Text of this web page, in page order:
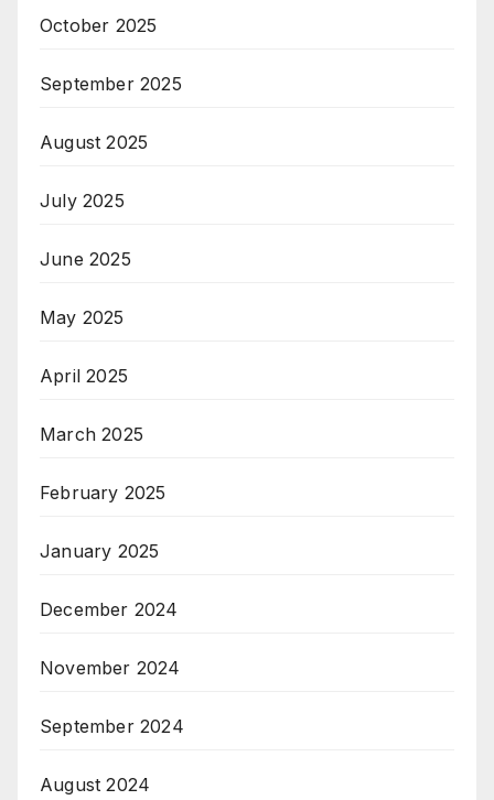
October 2025
September 2025
August 2025
July 2025
June 2025
May 2025
April 2025
March 2025
February 2025
January 2025
December 2024
November 2024
September 2024
August 2024